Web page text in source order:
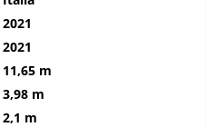
2021
2021
11,65 m
3,98 m
2,1 m